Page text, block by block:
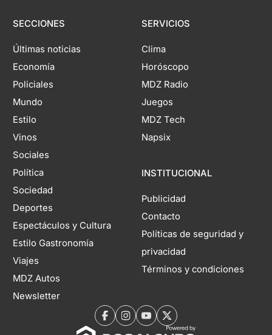
SECCIONES
Últimas noticias
Economía
Policiales
Mundo
Estilo
Vinos
Sociales
Política
Sociedad
Deportes
Espectáculos y Cultura
Estilo Gastronomía
Viajes
MDZ Autos
Newsletter
SERVICIOS
Clima
Horóscopo
MDZ Radio
Juegos
MDZ Tech
Napsix
INSTITUCIONAL
Publicidad
Contacto
Políticas de seguridad y
privacidad
Términos y condiciones